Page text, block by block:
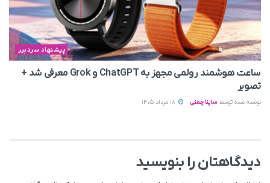
پیشنهاد سردبیر
ساعت هوشمند رولمی مجهز به ChatGPT و Grok معرفی شد +
تصویر
نوشته شده توسط ساینا چمنی
دیدگاهتان را بنویسید